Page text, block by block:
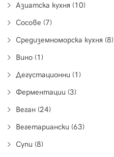
Азиатска кухня (10)
Сосове (7)
Средиземноморска кухня (8)
Вино (1)
Дегустационни (1)
Ферментации (3)
Веган (24)
Вегетариански (63)
Супи (8)